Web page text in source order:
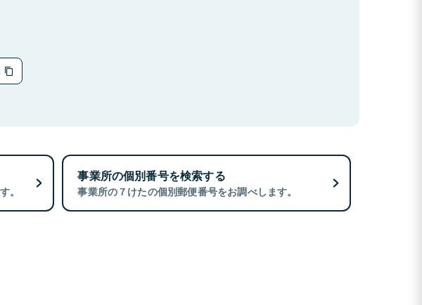
。
事業所の個別番号を検索する
事業所の７けたの個別郵便番号をお調べします。